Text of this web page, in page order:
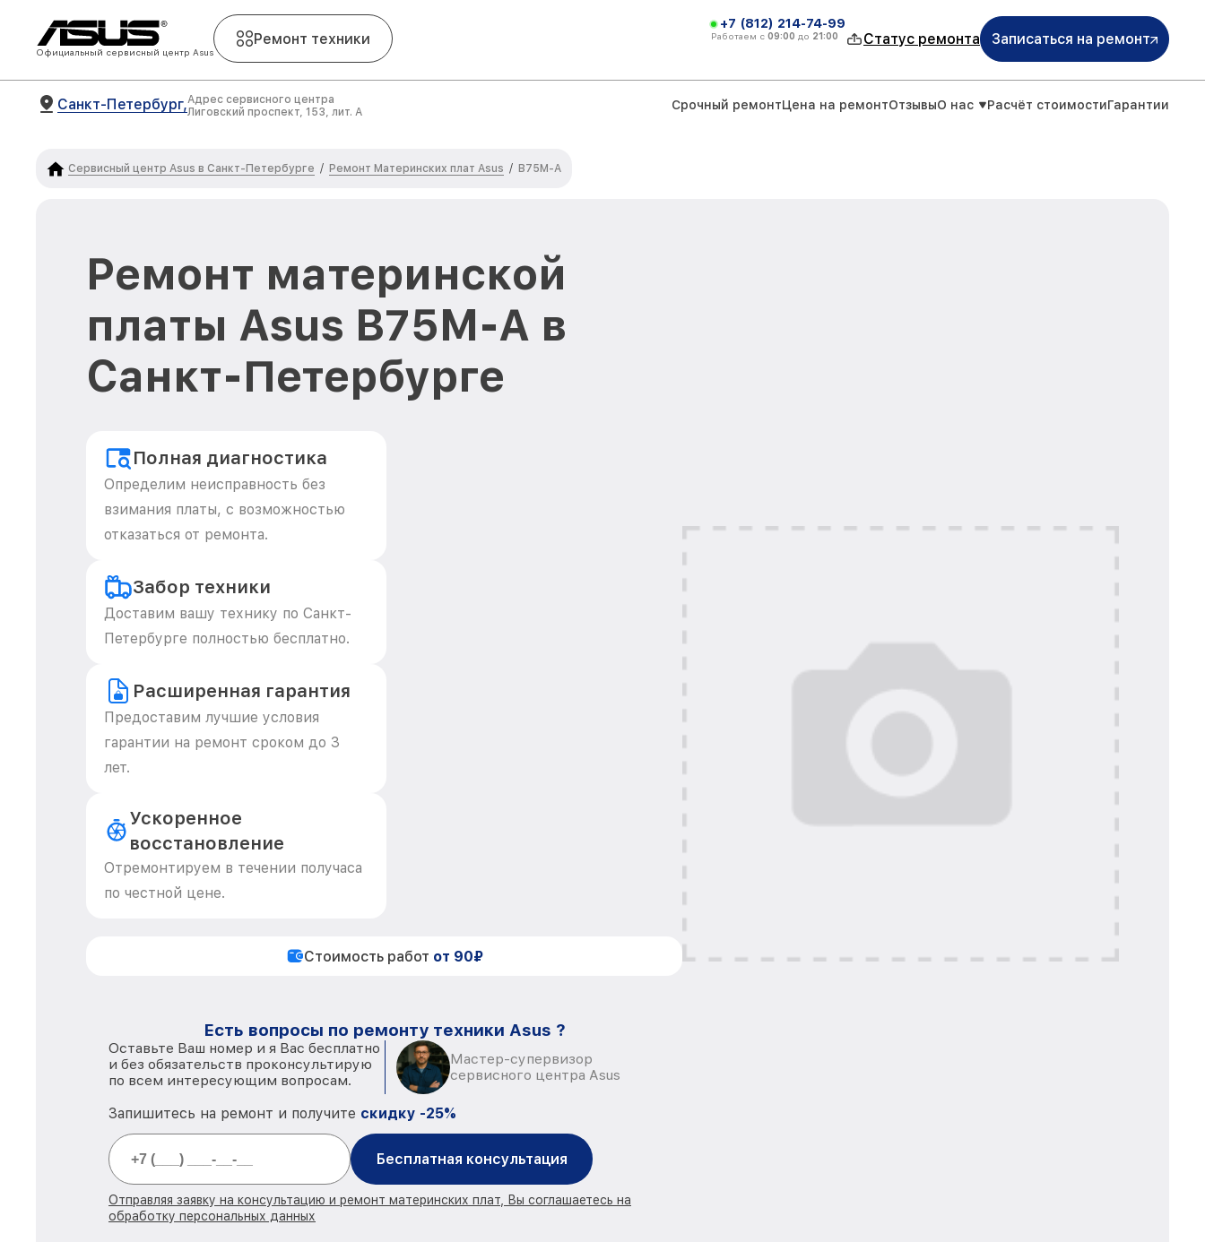
Официальный сервисный центр Asus
Ремонт техники
+7 (812) 214-74-99
Работаем с 09:00 до 21:00 Статус ремонта Записаться на ремонт
Санкт-Петербург,Адрес сервисного центра
Лиговский проспект, 153, лит. А
Срочный ремонтЦена на ремонтОтзывыО нас Расчёт стоимостиГарантии
Сервисный центр Asus в Санкт-Петербурге / Ремонт Материнских плат Asus / B75M-A
Ремонт материнской
платы Asus B75M-A в
Санкт-Петербурге
Полная диагностика
Определим неисправность без
взимания платы, с возможностью
отказаться от ремонта.
Забор техники
Доставим вашу технику по Санкт-
Петербурге полностью бесплатно.
Расширенная гарантия
Предоставим лучшие условия
гарантии на ремонт сроком до 3
лет.
Ускоренное
восстановление
Отремонтируем в течении получаса
по честной цене.
Стоимость работ от 90₽
Есть вопросы по ремонту техники Asus ?
Оставьте Ваш номер и я Вас бесплатно
и без обязательств проконсультирую
по всем интересующим вопросам.
Мастер-супервизор
сервисного центра Asus
Запишитесь на ремонт и получите скидку -25%
Бесплатная консультация
Отправляя заявку на консультацию и ремонт материнских плат, Вы соглашаетесь на
обработку персональных данных